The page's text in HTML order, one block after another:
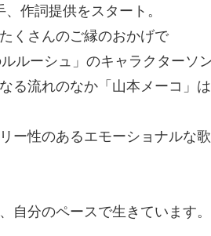
作詞提供をスタート。
くさんのご縁のおかげで
ルーシュ」のキャラクターソン
る流れのなか「山本メーコ」
ー性のあるエモーショナルな歌
自分のペースで生きています。